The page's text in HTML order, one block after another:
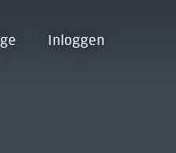
Inloggen